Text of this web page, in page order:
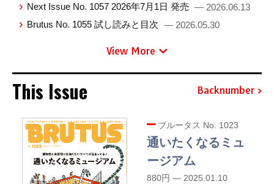
Next Issue No. 1057 2026年7月1日 発売 — 2026.06.13
Brutus No. 1055 試し読みと目次 — 2026.05.30
View More
This Issue Backnumber
ブルータス No. 1023
通いたくなるミュ
ージアム
880円 — 2025.01.10